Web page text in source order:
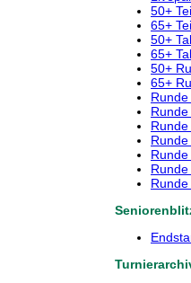
50+
65+
50+
65+
50+
65+